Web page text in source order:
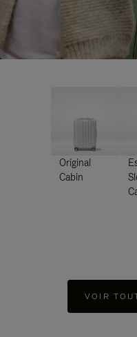
Original
Cabin
VOIR